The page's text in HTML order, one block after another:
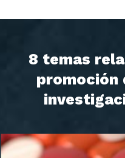
8 temas
promoción